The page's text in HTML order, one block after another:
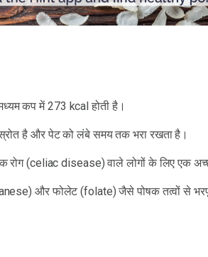
कप में 273 kcal होती है।
है और पेट को लंबे समय तक भरा रखता है।
(celiac disease) वाले लोगों के लिए एक
और फोलेट (folate) जैसे पोषक तत्वों से